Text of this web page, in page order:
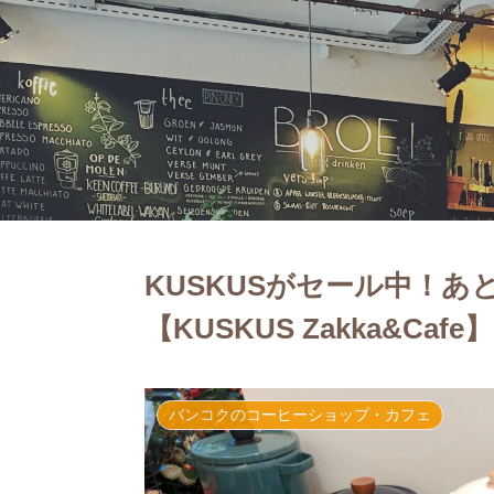
KUSKUSがセール中！あ
【KUSKUS Zakka&Cafe
バンコクのコーヒーショップ・カフェ